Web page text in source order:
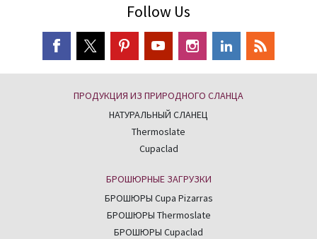
Follow Us
ПРОДУКЦИЯ ИЗ ПРИРОДНОГО СЛАНЦА
НАТУРАЛЬНЫЙ СЛАНЕЦ
Thermoslate
Cupaclad
БРОШЮРНЫЕ ЗАГРУЗКИ
БРОШЮРЫ Cupa Pizarras
БРОШЮРЫ Thermoslate
БРОШЮРЫ Cupaclad